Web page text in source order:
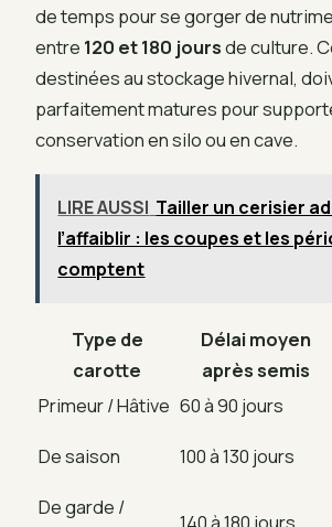
de temps pour se gorger de
entre 120 et 180 joursde culture.
destinées au stockage hivernal,
parfaitement matures pour
conservation en silo ou en cave.
LIRE AUSSI Tailler un cerisier
l’affaiblir : les coupes et les
comptent
Type de
carotte
Délai moyen
après semis
Primeur / Hâtive 60 à 90 jours
De saison
100 à 130 jours
De garde /